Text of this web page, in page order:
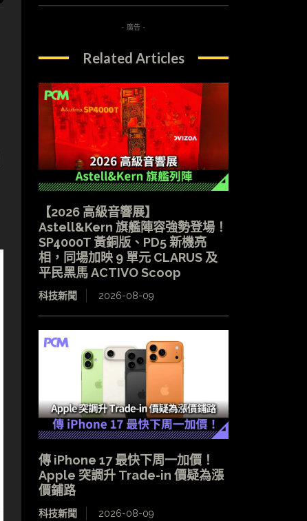
- 廣告 -
Related Articles
【2026 高級音響展】
Astell&Kern 旗艦陣容強勢登場！
SP4000T 黃銅版、PD5 新機亮
相，同場加映 9 單元 CLARUS 及
平民黑馬 ACTIVO Scoop
科技新聞 2026-08-09
傳 iPhone 17 最快下周一加價！
Apple 突調升 Trade-in 價疑為漲
價鋪路
科技新聞 2026-08-09